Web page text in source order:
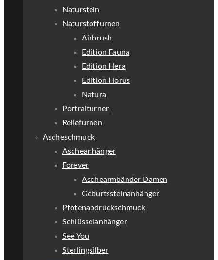
Naturstein
Naturstoffurnen
Airbrush
Edition Fauna
Edition Hera
Edition Horus
Natura
Portraiturnen
Reliefurnen
Ascheschmuck
Ascheanhänger
Forever
Aschearmbänder Damen
Geburtssteinanhänger
Pfotenabdruckschmuck
Schlüsselanhänger
See You
Sterlingsilber